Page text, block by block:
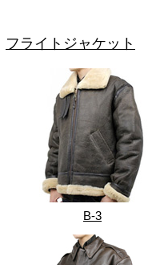
フライトジャケット
B-3